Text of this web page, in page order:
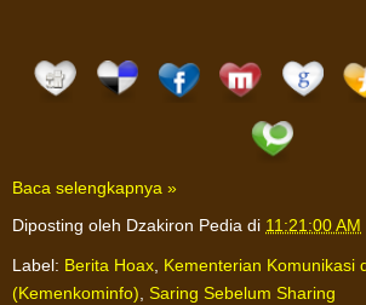
Baca selengkapnya »
Diposting oleh Dzakiron Pedia di 11:21:00 AM
Label: Berita Hoax Kementerian Komunikasi
(Kemenkominfo) Saring Sebelum Sharing